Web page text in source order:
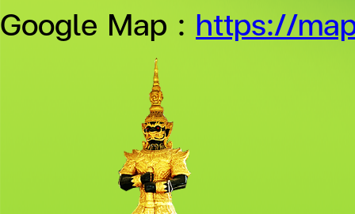
Google Map : https://